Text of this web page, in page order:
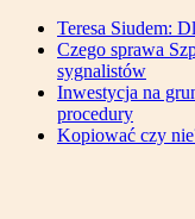
Teresa Siudem:
Czego sprawa
sygnalistów
Inwestycja na
procedury
Kopiować czy